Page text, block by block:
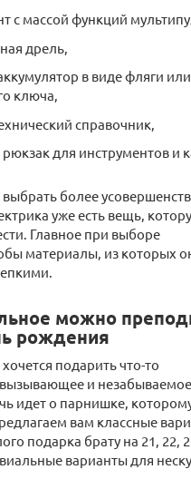
с массой функций
дрель,
в виде фляги или
ключа,
справочник,
для инструментов и
более
уже есть вещь,
Главное при выборе
материалы, из которых
можно
рождения
подарить что-то
вызывающее и
идет о парнишке,
вам классные
подарка брату на 21, 22,
варианты для